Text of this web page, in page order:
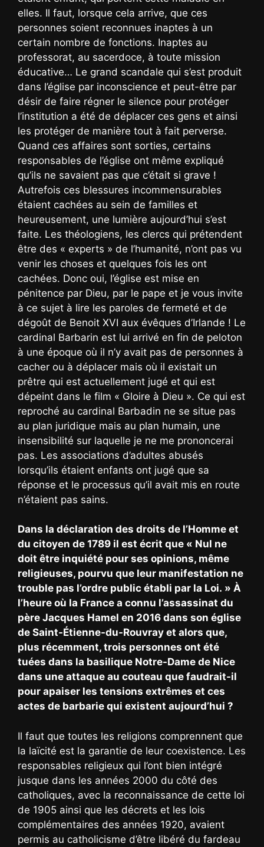
elles. Il faut, lorsque cela arrive, que ces
personnes soient reconnues inaptes à un
certain nombre de fonctions. Inaptes au
professorat, au sacerdoce, à toute mission
éducative… Le grand scandale qui s’est produit
dans l’église par inconscience et peut-être par
désir de faire régner le silence pour protéger
l’institution a été de déplacer ces gens et ainsi
les protéger de manière tout à fait perverse.
Quand ces affaires sont sorties, certains
responsables de l’église ont même expliqué
qu’ils ne savaient pas que c’était si grave !
Autrefois ces blessures incommensurables
étaient cachées au sein de familles et
heureusement, une lumière aujourd’hui s’est
faite. Les théologiens, les clercs qui prétendent
être des « experts » de l’humanité, n’ont pas vu
venir les choses et quelques fois les ont
cachées. Donc oui, l’église est mise en
pénitence par Dieu, par le pape et je vous invite
à ce sujet à lire les paroles de fermeté et de
dégoût de Benoit XVI aux évêques d’Irlande ! Le
cardinal Barbarin est lui arrivé en fin de peloton
à une époque où il n’y avait pas de personnes à
cacher ou à déplacer mais où il existait un
prêtre qui est actuellement jugé et qui est
dépeint dans le film « Gloire à Dieu ». Ce qui est
reproché au cardinal Barbadin ne se situe pas
au plan juridique mais au plan humain, une
insensibilité sur laquelle je ne me prononcerai
pas. Les associations d’adultes abusés
lorsqu’ils étaient enfants ont jugé que sa
réponse et le processus qu’il avait mis en route
n’étaient pas sains.
Dans la déclaration des droits de l’Homme et
du citoyen de 1789 il est écrit que « Nul ne
doit être inquiété pour ses opinions, même
religieuses, pourvu que leur manifestation ne
trouble pas l’ordre public établi par la Loi. » À
l’heure où la France a connu l’assassinat du
père Jacques Hamel en 2016 dans son église
de Saint-Étienne-du-Rouvray et alors que,
plus récemment, trois personnes ont été
tuées dans la basilique Notre-Dame de Nice
dans une attaque au couteau que faudrait-il
pour apaiser les tensions extrêmes et ces
actes de barbarie qui existent aujourd’hui ?
Il faut que toutes les religions comprennent que
la laïcité est la garantie de leur coexistence. Les
responsables religieux qui l’ont bien intégré
jusque dans les années 2000 du côté des
catholiques, avec la reconnaissance de cette loi
de 1905 ainsi que les décrets et les lois
complémentaires des années 1920, avaient
permis au catholicisme d’être libéré du fardeau